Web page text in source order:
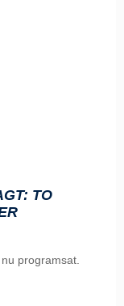
TO
programsat.